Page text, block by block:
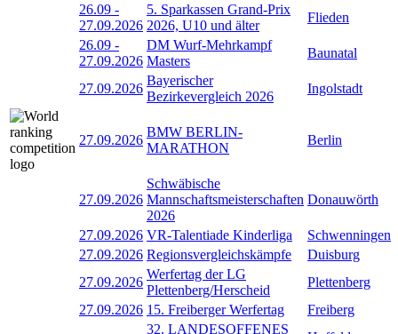
26.09 -
27.09.2026
5. Sparkassen Grand-Prix
2026, U10 und älter
Flieden
26.09 -
27.09.2026
DM Wurf-Mehrkampf
Masters
Baunatal
27.09.2026
Bayerischer
Bezirkevergleich 2026
Ingolstadt
27.09.2026
BMW BERLIN-
MARATHON
Berlin
27.09.2026
Schwäbische
Mannschaftsmeisterschaften
2026
Donauwörth
27.09.2026 VR-Talentiade Kinderliga
Schwenningen
27.09.2026 Regionsvergleichskämpfe
Duisburg
27.09.2026
Werfertag der LG
Plettenberg/Herscheid
Plettenberg
27.09.2026 15. Freiberger Werfertag Freiberg
32. LANDESOFFENES